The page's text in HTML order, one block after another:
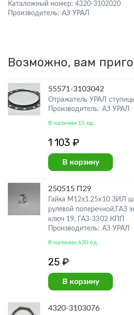
Каталожный номер: 4320-3102020
Производитель: АЗ УРАЛ
Возможно, вам
55571-3103042
Отражатель УРАЛ
Производитель: АЗ УРАЛ
В наличии 11 ед
1 103 ₽
В корзину
250515 П29
Гайка М12х1.25х10 ЗИЛ
рулевой поперечной,ГАЗ
ключ 19, ГАЗ-3302 КПП
Производитель: АЗ УРАЛ
В наличии 630 ед
25 ₽
В корзину
4320-3103076